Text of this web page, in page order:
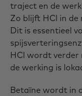
traject en de
Zo blijft HCl in de
Dit is essentieel
HCl wordt verder
de werking is
Betaïne wordt in